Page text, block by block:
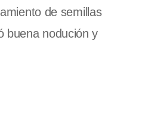
de semillas
buena nodución y